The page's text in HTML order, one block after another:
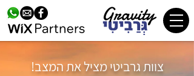
צוות גרביטי מציל את המצב!